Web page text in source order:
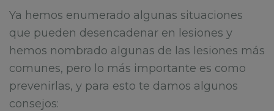
Ya hemos enumerado algunas situaciones
que pueden desencadenar en lesiones y
hemos nombrado algunas de las lesiones más
comunes, pero lo más importante es como
prevenirlas, y para esto te damos algunos
consejos: